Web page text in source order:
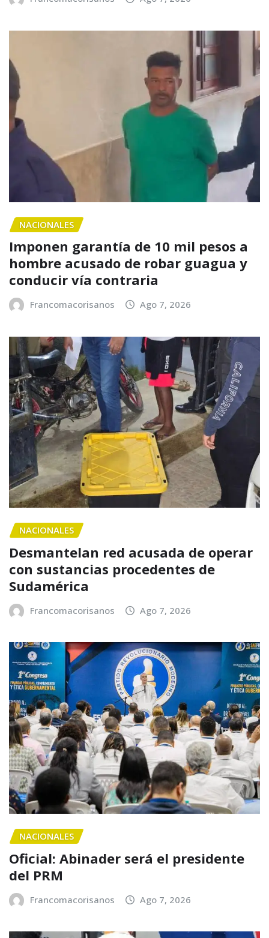
NACIONALES
Imponen garantía de 10 mil pesos a
hombre acusado de robar guagua y
conducir vía contraria
Francomacorisanos Ago 7, 2026
NACIONALES
Desmantelan red acusada de operar
con sustancias procedentes de
Sudamérica
Francomacorisanos Ago 7, 2026
NACIONALES
Oficial: Abinader será el presidente
del PRM
Francomacorisanos Ago 7, 2026